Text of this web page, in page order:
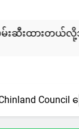
ယ်လို့သိရ စ
Council ပ